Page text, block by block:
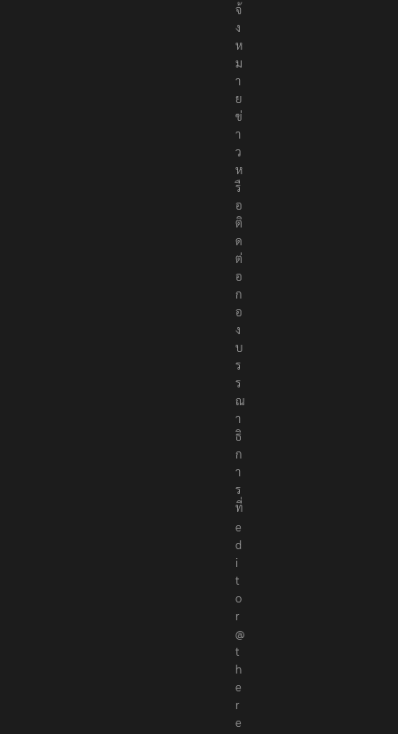
ง
ห
ม
า
ย
ข่
า
ว
ห
รื
อ
ติ
ด
ต่
อ
ก
อ
ง
บ
ร
ร
ณ
า
ธิ
ก
า
ร
ที่
e
d
i
t
o
r
@
t
h
e
r
e
p